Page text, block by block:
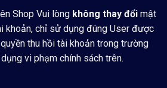
Shop Vui lòng không thay đổimật
khoản, chỉ sử dụng đúng User được
thu hồi tài khoản trong trường
vi phạm chính sách trên.